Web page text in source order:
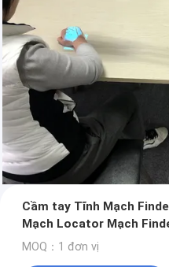
Cầm tay Tĩnh Mạch
Mạch Locator Mạch
* 480
MOQ：1 đơn vị